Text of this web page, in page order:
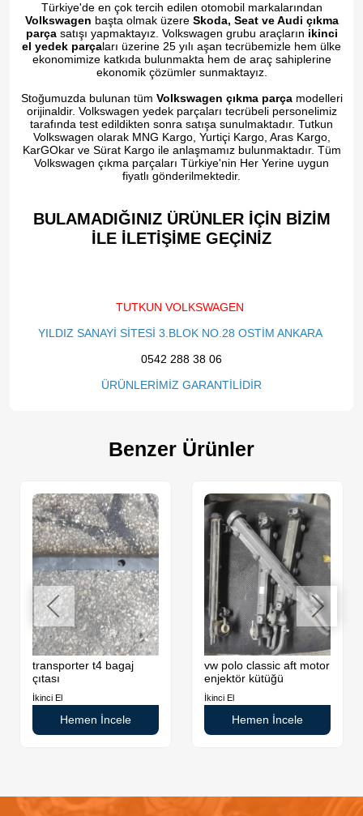
Türkiye'de en çok tercih edilen otomobil markalarından
Volkswagen başta olmak üzere Skoda, Seat ve Audi çıkma
parçasatışı yapmaktayız. Volkswagen grubu araçların ikinci
el yedek parçaları üzerine 25 yılı aşan tecrübemizle hem ülke
ekonomimize katkıda bulunmakta hem de araç sahiplerine
ekonomik çözümler sunmaktayız.
Stoğumuzda bulunan tüm Volkswagen çıkma parçamodelleri
orijinaldir. Volkswagen yedek parçaları tecrübeli personelimiz
tarafında test edildikten sonra satışa sunulmaktadır. Tutkun
Volkswagen olarak MNG Kargo, Yurtiçi Kargo, Aras Kargo,
KarGOkar ve Sürat Kargo ile anlaşmamız bulunmaktadır. Tüm
Volkswagen çıkma parçaları Türkiye'nin Her Yerine uygun
fiyatlı gönderilmektedir.
BULAMADIĞINIZ ÜRÜNLER İÇİN BİZİM
İLE İLETİŞİME GEÇİNİZ​
TUTKUN VOLKSWAGEN
YILDIZ SANAYİ SİTESİ 3.BLOK NO.28 OSTİM ANKARA
0542 288 38 06
ÜRÜNLERİMİZ GARANTİLİDİR
Benzer Ürünler
transporter t4 bagaj
çıtası
İkinci El
Hemen İncele
vw polo classic aft motor
enjektör kütüğü
İkinci El
Hemen İncele